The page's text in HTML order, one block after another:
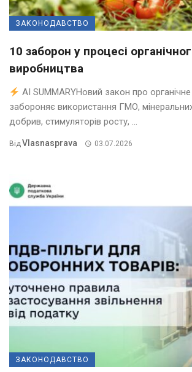
ЗАКОНОДАВСТВО
10 заборон у процесі
виробництва
AI SUMMARYНовий закон про
забороняє використання ГМО,
добрив, стимуляторів росту, ...
ВідVlasnasprava 03.07.2026
ЗАКОНОДАВСТВО